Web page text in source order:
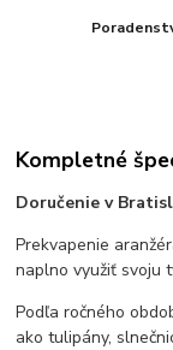
Kompletné
Doručenie v
Prekvapenie
naplno využiť svoju
Podľa ročného
ako tulipány,